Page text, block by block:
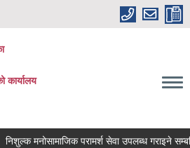
कार्यालय
मनोसामाजिक परामर्श सेवा उपलब्ध गराइने सम्बन्धि